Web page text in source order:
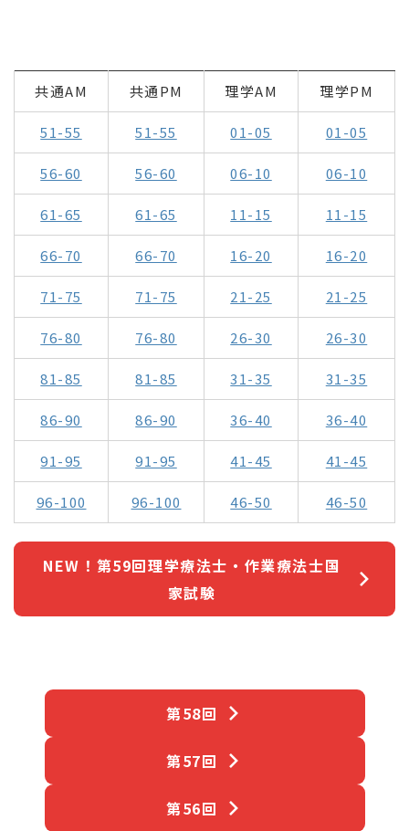
共通AM 共通PM 理学AM 理学PM
51-55 51-55 01-05 01-05
56-60 56-60 06-10 06-10
61-65 61-65 11-15 11-15
66-70 66-70 16-20 16-20
71-75 71-75 21-25 21-25
76-80 76-80 26-30 26-30
81-85 81-85 31-35 31-35
86-90 86-90 36-40 36-40
91-95 91-95 41-45 41-45
96-100 96-100 46-50 46-50
NEW！第59回理学療法士・作業療法士国
家試験
第58回
第57回
第56回